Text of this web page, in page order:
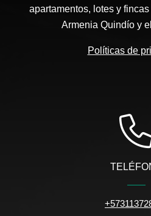
apartamentos, lotes y
Armenia Quindío y
Políticas de